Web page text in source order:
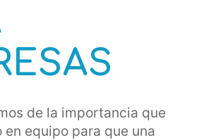
de la importancia que
equipo para que una